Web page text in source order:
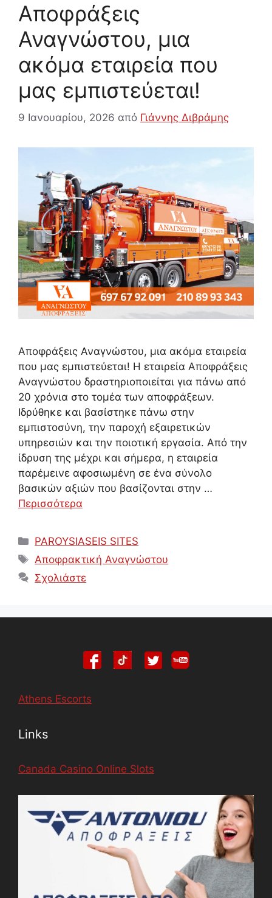
Αποφράξεις
Αναγνώστου, μια
ακόμα εταιρεία που
μας εμπιστεύεται!
9 Ιανουαρίου, 2026 από Γιάννης Διβράμης
Αποφράξεις Αναγνώστου, μια ακόμα εταιρεία
που μας εμπιστεύεται! Η εταιρεία Αποφράξεις
Αναγνώστου δραστηριοποιείται για πάνω από
20 χρόνια στο τομέα των αποφράξεων.
Ιδρύθηκε και βασίστηκε πάνω στην
εμπιστοσύνη, την παροχή εξαιρετικών
υπηρεσιών και την ποιοτική εργασία. Από την
ίδρυση της μέχρι και σήμερα, η εταιρεία
παρέμεινε αφοσιωμένη σε ένα σύνολο
βασικών αξιών που βασίζονται στην …
Περισσότερα
Κατηγορίες
PAROYSIASEIS SITES
Ετικέτες
Αποφρακτική Αναγνώστου
Σχολιάστε
Athens Escorts
Links
Canada Casino Online Slots